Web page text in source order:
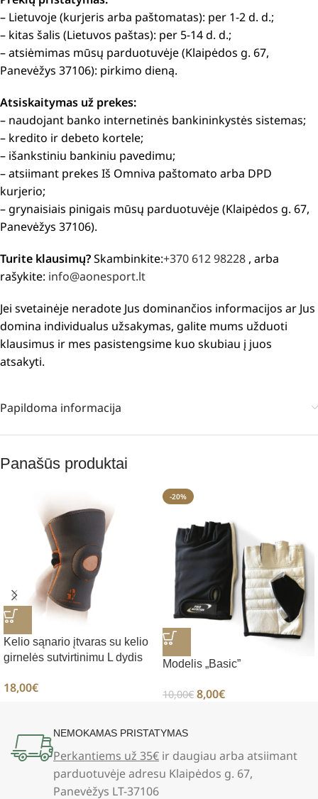
– Lietuvoje (kurjeris arba paštomatas): per 1-2 d. d.;
– kitas šalis (Lietuvos paštas): per 5-14 d. d.;
– atsiėmimas mūsų parduotuvėje (Klaipėdos g. 67,
Panevėžys 37106): pirkimo dieną.
Atsiskaitymas už prekes:
– naudojant banko internetinės bankininkystės sistemas;
– kredito ir debeto kortele;
– išankstiniu bankiniu pavedimu;
– atsiimant prekes Iš Omniva paštomato arba DPD
kurjerio;
– grynaisiais pinigais mūsų parduotuvėje (Klaipėdos g. 67,
Panevėžys 37106).
Turite klausimų?Skambinkite:+370 612 98228 , arba
rašykite: info@aonesport.lt
Jei svetainėje neradote Jus dominančios informacijos ar Jus
domina individualus užsakymas, galite mums užduoti
klausimus ir mes pasistengsime kuo skubiau į juos
atsakyti.
Papildoma informacija
Panašūs produktai
Kelio sąnario įtvaras su kelio
girnelės sutvirtinimu L dydis
18,00€
-20%
Modelis „Basic”
10,00€ 8,00€
NEMOKAMAS PRISTATYMAS
Perkantiems už 35€ ir daugiau arba atsiimant
parduotuvėje adresu Klaipėdos g. 67,
Panevėžys LT-37106